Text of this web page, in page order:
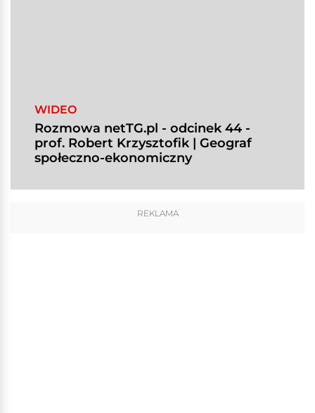
WIDEO
Rozmowa netTG.pl - odcinek 44 -
prof. Robert Krzysztofik | Geograf
społeczno-ekonomiczny
REKLAMA